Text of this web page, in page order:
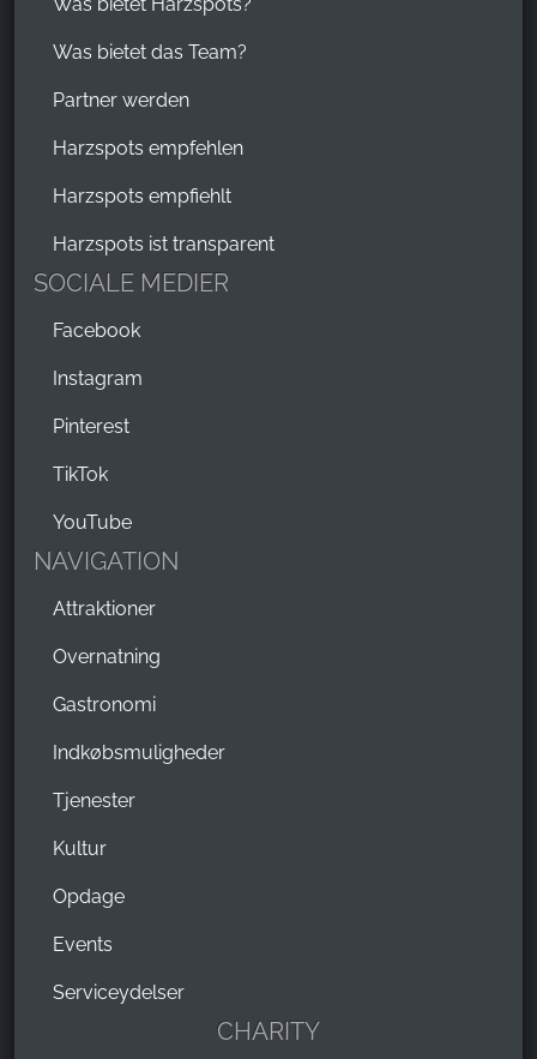
Was bietet das Team?
Partner werden
Harzspots empfehlen
Harzspots empfiehlt
Harzspots ist transparent
SOCIALE MEDIER
Facebook
Instagram
Pinterest
TikTok
YouTube
NAVIGATION
Attraktioner
Overnatning
Gastronomi
Indkøbsmuligheder
Tjenester
Kultur
Opdage
Events
Serviceydelser
CHARITY